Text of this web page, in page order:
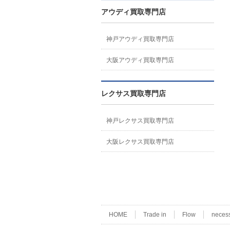
アウディ買取専門店
神戸アウディ買取専門店
大阪アウディ買取専門店
レクサス買取専門店
神戸レクサス買取専門店
大阪レクサス買取専門店
HOME Trade in Flow